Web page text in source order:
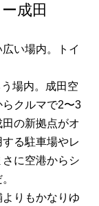
成田
い場内。トイ
場内。成田空
クルマで2〜3
の新拠点がオ
る駐車場やレ
に空港からシ
りもかなりゆ